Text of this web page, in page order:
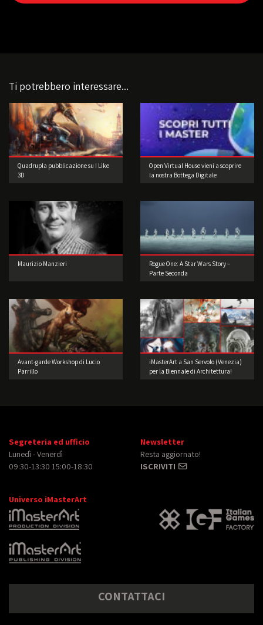
Ti potrebbero interessare...
Quadrupla pubblicazione su I Like
3D
Open Virtual House vieni a scoprire
la nostra Bottega Digitale
Maurizio Manzieri
Rogue One: A Star Wars Story –
Parte Seconda
Avant-garde Workshop di Lucio
Parrillo
iMasterArt a San Servolo (Venezia)
per la Biennale di Architettura!
Segreteria ed ufficio
Lunedì - Venerdì
09:30-13:30 15:00-18:30
Newsletter
Resta aggiornato!
ISCRIVITI
Universo iMasterArt
CONTATTACI